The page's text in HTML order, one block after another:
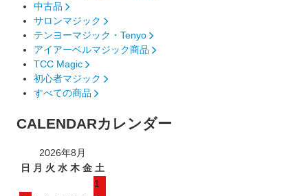
中古品
サロンマジック
テンヨーマジック・Tenyo
アイアーベルマジック商品
TCC Magic
初心者マジック
すべての商品
CALENDARカレンダー
2026年8月
日
月 火 水 木 金 土
1